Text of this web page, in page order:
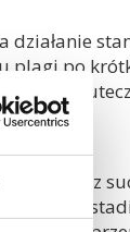
działanie
plagi po
przez
że żadne